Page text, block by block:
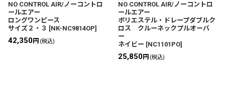
NO CONTROL AIR/ノーコントロ
ールエアー
ロングワンピース
サイズ２・３ [NK-NC9814OP]
42,350円 (税込)
NO CONTROL AIR/ノーコントロ
ールエアー
ポリエステル・ドレープダブルク
ロス クルーネックプルオーバ
ー
ネイビー [NC1101PO]
25,850円 (税込)